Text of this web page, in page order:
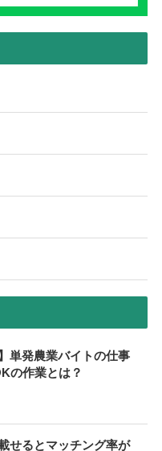
単発農業バイトの仕事
の作業とは？
せるとマッチング率が